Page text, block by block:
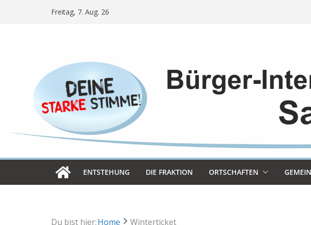
Freitag, 7. Aug. 26
ENT­STE­HUNG DIE FRAK­TION ORT­SCHAF­TEN
Du bist hier:Home Winterticket